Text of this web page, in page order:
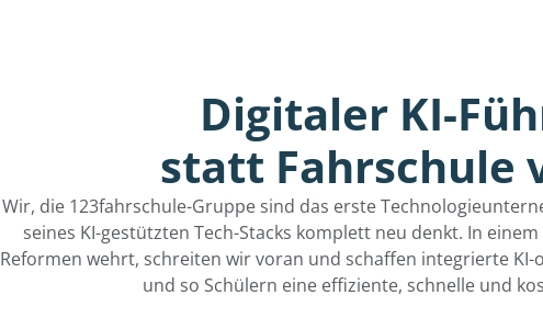
Digitaler KI-
statt Fahrschule
Wir, die 123fahrschule-Gruppe sind das erste
seines KI-gestützten Tech-Stacks komplett neu denkt. In
Reformen wehrt, schreiten wir voran und schaffen integrierte
und so Schülern eine effiziente, schnelle und